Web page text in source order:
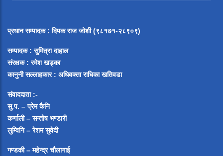
प्रधान सम्पादक: दिपक राज जोशी (९८१७१-२८९०९)
सम्पादक : सुमित्रा दाहाल
संरक्षक : रमेश खड्का
कानुनी सल्लाहकार : अधिवक्ता राधिका खतिवडा
संवाददाता :-
सु.प. – प्रेम कैनि
कर्णाली – सन्तोष भण्डारी
लुम्विनि – रेशम सुवेदी
गण्डकी – महेन्द्र चौलागाई